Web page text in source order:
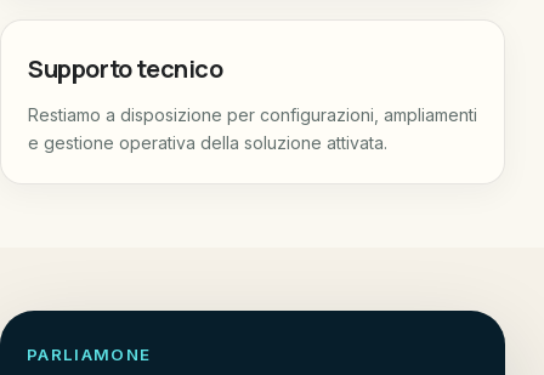
Supporto tecnico
Restiamo a disposizione per configurazioni, ampliamenti
e gestione operativa della soluzione attivata.
PARLIAMONE